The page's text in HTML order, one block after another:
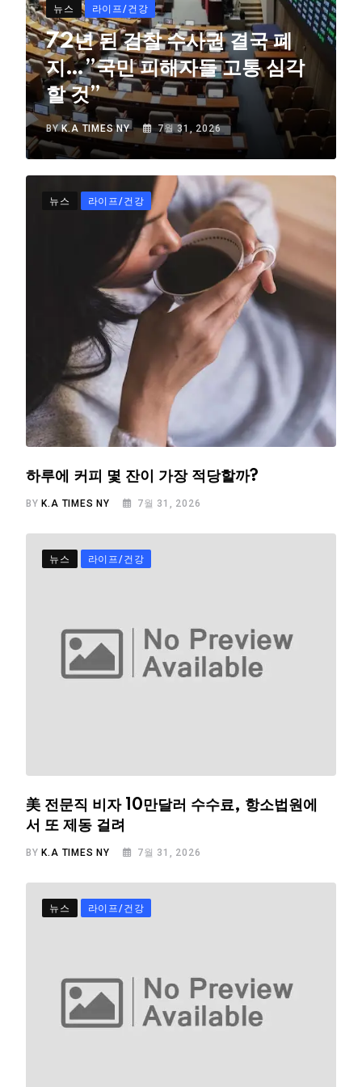
뉴스 라이프/건강
72년 된 검찰 수사권 결국 폐
지…”국민 피해자들 고통 심각
할 것”
BYK.A TIMES NY 7월 31, 2026
뉴스 라이프/건강
하루에 커피 몇 잔이 가장 적당할까?
BYK.A TIMES NY 7월 31, 2026
뉴스 라이프/건강
美 전문직 비자 10만달러 수수료, 항소법원에
서 또 제동 걸려
BY K.A TIMES NY 7월 31, 2026
뉴스 라이프/건강